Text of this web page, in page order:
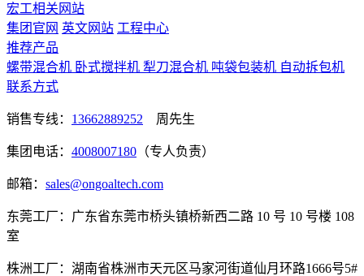
宏工相关网站
集团官网 英文网站 工程中心
推荐产品
螺带混合机 卧式搅拌机 犁刀混合机 吨袋包装机 自动拆包机
联系方式
销售专线： 13662889252 周先生
集团电话： 4008007180 （专人负责）
邮箱： sales@ongoaltech.com
东莞工厂：广东省东莞市桥头镇桥新西二路 10 号 10 号楼 108
室
株洲工厂：湖南省株洲市天元区马家河街道仙月环路1666号5#